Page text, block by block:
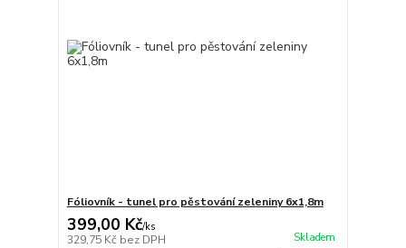
Fóliovník - tunel pro pěstování zeleniny 6x1,8m
399,00 Kč/ks
329,75 Kč bez DPH Skladem